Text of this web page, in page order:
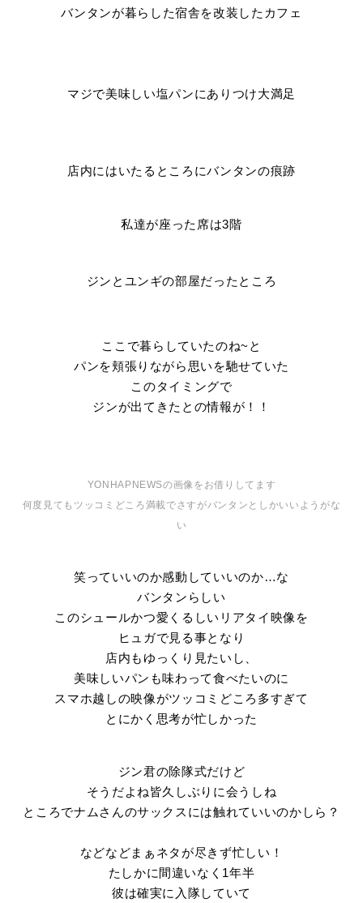
バンタンが暮らした宿舎を改装したカフェ
マジで美味しい塩パンにありつけ大満足
店内にはいたるところにバンタンの痕跡
私達が座った席は3階
ジンとユンギの部屋だったところ
ここで暮らしていたのね~と
パンを頬張りながら思いを馳せていた
このタイミングで
ジンが出てきたとの情報が！！
YONHAPNEWSの画像をお借りしてます
何度見てもツッコミどころ満載でさすがバンタンとしかいいようがな
い
笑っていいのか感動していいのか…な
バンタンらしい
このシュールかつ愛くるしいリアタイ映像を
ヒュガで見る事となり
店内もゆっくり見たいし、
美味しいパンも味わって食べたいのに
スマホ越しの映像がツッコミどころ多すぎて
とにかく思考が忙しかった
ジン君の除隊式だけど
そうだよね皆久しぶりに会うしね
ところでナムさんのサックスには触れていいのかしら？
などなどまぁネタが尽きず忙しい！
たしかに間違いなく1年半
彼は確実に入隊していて